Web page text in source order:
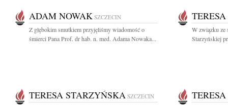
ADAM NOWAK SZCZECIN
Z głębokim smutkiem przyjęliśmy wiadomość o
śmierci Pana Prof. dr hab. n. med. Adama Nowaka...
W związku ze
Starzyńskiej
TERESA STARZYŃSKA SZCZECIN